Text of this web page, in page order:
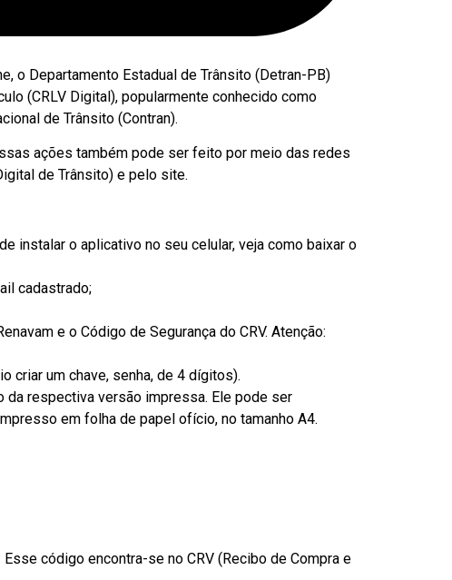
o Departamento Estadual de Trânsito (Detran-PB)
(CRLV Digital), popularmente conhecido como
de Trânsito (Contran).
ações também pode ser feito por meio das redes
de Trânsito) e pelo site.
instalar o aplicativo no seu celular, veja como baixar o
cadastrado;
e o Código de Segurança do CRV. Atenção:
criar um chave, senha, de 4 dígitos).
da respectiva versão impressa. Ele pode ser
em folha de papel ofício, no tamanho A4.
código encontra-se no CRV (Recibo de Compra e